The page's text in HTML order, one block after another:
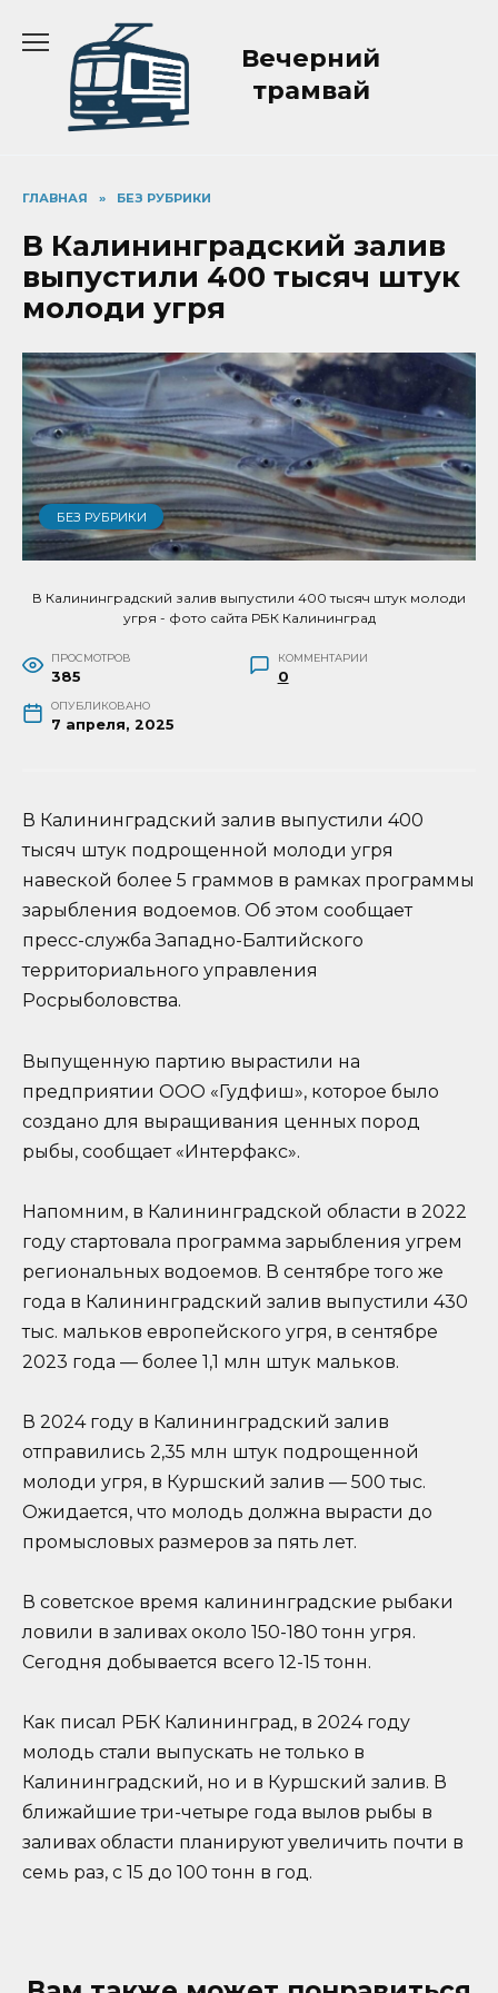
содержанию
Вечерний
трамвай
ГЛАВНАЯ » БЕЗ РУБРИКИ
В Калининградский залив
выпустили 400 тысяч штук
молоди угря
БЕЗ РУБРИКИ
В Калининградский залив выпустили 400 тысяч штук молоди
угря - фото сайта РБК Калининград
ПРОСМОТРОВ
385
КОММЕНТАРИИ
0
ОПУБЛИКОВАНО
7 апреля, 2025
В Калининградский залив выпустили 400
тысяч штук подрощенной молоди угря
навеской более 5 граммов в рамках программы
зарыбления водоемов. Об этом сообщает
пресс-служба Западно-Балтийского
территориального управления
Росрыболовства.
Выпущенную партию вырастили на
предприятии ООО «Гудфиш», которое было
создано для выращивания ценных пород
рыбы, сообщает «Интерфакс».
Напомним, в Калининградской области в 2022
году стартовала программа зарыбления угрем
региональных водоемов. В сентябре того же
года в Калининградский залив выпустили 430
тыс. мальков европейского угря, в сентябре
2023 года — более 1,1 млн штук мальков.
В 2024 году в Калининградский залив
отправились 2,35 млн штук подрощенной
молоди угря, в Куршский залив — 500 тыс.
Ожидается, что молодь должна вырасти до
промысловых размеров за пять лет.
В советское время калининградские рыбаки
ловили в заливах около 150-180 тонн угря.
Сегодня добывается всего 12-15 тонн.
Как писал РБК Калининград, в 2024 году
молодь стали выпускать не только в
Калининградский, но и в Куршский залив. В
ближайшие три-четыре года вылов рыбы в
заливах области планируют увеличить почти в
семь раз, с 15 до 100 тонн в год.